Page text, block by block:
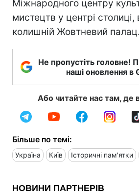
Міжнародного центру
мистецтв у центрі столиці,
колишній Жовтневий палац.
Не пропустіть головне!
наші оновлення в
Або читайте нас там, де
Більше по темі:
Україна Київ Історичні пам'ятки